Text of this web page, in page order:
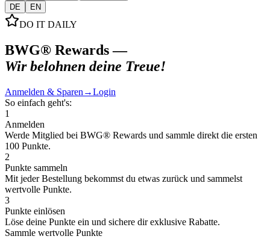
DE
EN
DO IT DAILY
BWG® Rewards —
Wir belohnen deine Treue!
Anmelden & Sparen →Login
So einfach geht's:
1
Anmelden
Werde Mitglied bei BWG® Rewards und sammle direkt die ersten
100 Punkte.
2
Punkte sammeln
Mit jeder Bestellung bekommst du etwas zurück und sammelst
wertvolle Punkte.
3
Punkte einlösen
Löse deine Punkte ein und sichere dir exklusive Rabatte.
Sammle wertvolle Punkte